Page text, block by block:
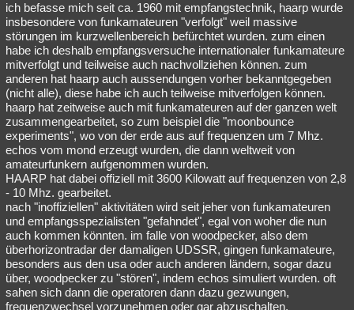
Philosophie Träume Orte Esoterik Literatur
Astronomie Helpdesk Gruppen Gaming Filme
Musik Clash Verbesserungen Allmystery English
Übersichten
Besucht Teilgenommen Alle Neue Geschlossen
Lesenswert Schlüsselwörter
ich befasse mich seit ca. 1960 mit empfangstechnik, haarp wurde
insbesondere von funkamateuren "verfolgt" weil massive
störungen im kurzwellenbereich befürchtet wurden. zum einen
habe ich deshalb empfangsversuche internationaler funkamateure
mitverfolgt und teilweise auch nachvollziehen können. zum
anderen hat haarp auch aussendungen vorher bekanntgegeben
(nicht alle), diese habe ich auch teilweise mitverfolgen können.
haarp hat zeitweise auch mit funkamateuren auf der ganzen welt
zusammengearbeitet, so zum beispiel die "moonbounce
experiments", wo von der erde aus auf frequenzen um 7 Mhz.
echos vom mond erzeugt wurden, die dann weltweit von
amateurfunkern aufgenommen wurden.
HAARP hat dabei offiziell mit 3600 Kilowatt auf frequenzen von 2,8
- 10 Mhz. gearbeitet.
nach "inoffiziellen" aktivitäten wird seit jeher von funkamateuren
und empfangsspezialisten "gefahndet", egal von woher die nun
auch kommen könnten. im falle von woodpecker, also dem
überhorizontradar der damaligen UDSSR, gingen funkamateure,
besonders aus den usa oder auch anderen ländern, sogar dazu
über, woodpecker zu "stören", indem echos simuliert wurden. oft
sahen sich dann die operatoren dann dazu gezwungen,
frequenzwechsel vorzunehmen oder gar abzuschalten.